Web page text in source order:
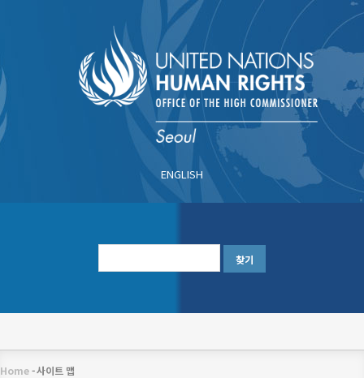
텐
츠
로
건
ENGLISH
메
Home-사이트 맵